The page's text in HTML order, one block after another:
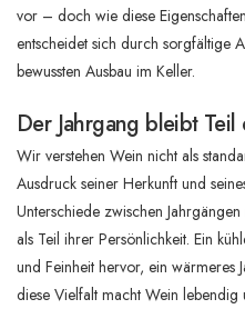
vor – doch wie diese
entscheidet sich durch sorgfältige
bewussten Ausbau im Keller.
Der Jahrgang bleibt
Wir verstehen Wein nicht als
Ausdruck seiner Herkunft und
Unterschiede zwischen
als Teil ihrer Persönlichkeit. Ein
und Feinheit hervor, ein wärmeres
diese Vielfalt macht Wein